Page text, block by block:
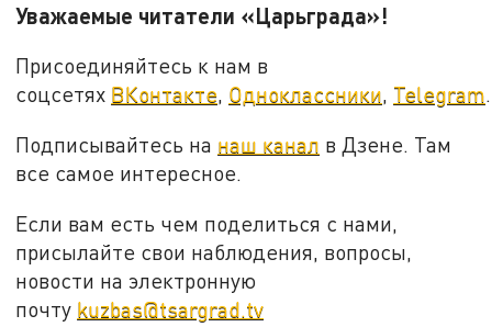
Уважаемые читатели «Царьграда»!
Присоединяйтесь к нам в
соцсетях ВКонтакте, Одноклассники, Telegram.
Подписывайтесь на наш канал в Дзене. Там
все самое интересное.
Если вам есть чем поделиться с нами,
присылайте свои наблюдения, вопросы,
новости на электронную
почту kuzbas@tsargrad.tv